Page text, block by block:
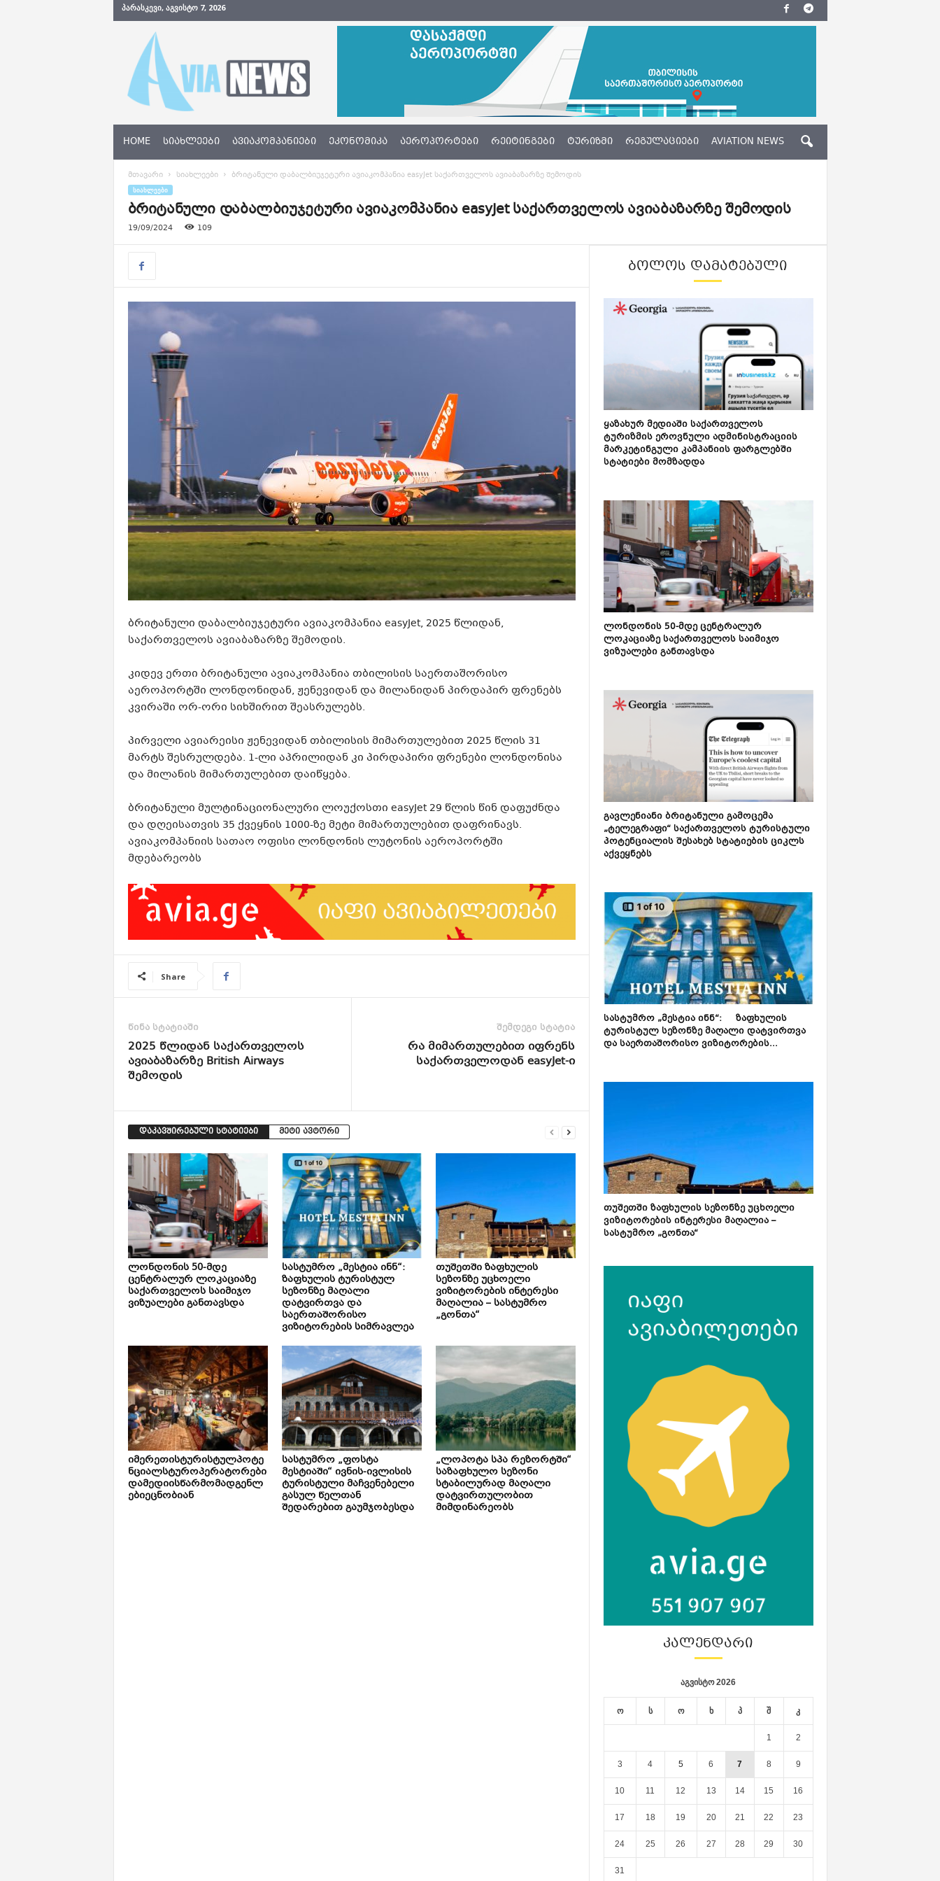
ᲞᲐᲠᲐᲡᲙᲔᲕᲘ, ᲐᲒᲕᲘᲡᲢᲝ 7, 2026
N
w
s
e
HOME ᲡᲘᲐᲮᲚᲔᲔᲑᲘ ᲐᲕᲘᲐᲙᲝᲛᲞᲐᲜᲘᲔᲑᲘ ᲔᲙᲝᲜᲝᲛᲘᲙᲐ ᲐᲔᲠᲝᲞᲝᲠᲢᲔᲑᲘ ᲠᲔᲘᲢᲘᲜᲒᲔᲑᲘ ᲢᲣᲠᲘᲖᲛᲘ ᲠᲔᲒᲣᲚᲐᲪᲘᲔᲑᲘ AVIATION NEWS
მთავარი სიახლეები ბრიტანული დაბალბიუჯეტური ავიაკომპანია easyJet საქართველოს ავიაბაზარზე შემოდის
ᲡᲘᲐᲮᲚᲔᲔᲑᲘ
ბრიტანული დაბალბიუჯეტური ავიაკომპანია easyJet საქართველოს ავიაბაზარზე შემოდის
19/09/2024 109
ბრიტანული დაბალბიუჯეტური ავიაკომპანია easyJet, 2025 წლიდან,
საქართველოს ავიაბაზარზე შემოდის.
კიდევ ერთი ბრიტანული ავიაკომპანია თბილისის საერთაშორისო
აეროპორტში ლონდონიდან, ჟენევიდან და მილანიდან პირდაპირ ფრენებს
კვირაში ორ-ორი სიხშირით შეასრულებს.
პირველი ავიარეისი ჟენევიდან თბილისის მიმართულებით 2025 წლის 31
მარტს შესრულდება. 1-ლი აპრილიდან კი პირდაპირი ფრენები ლონდონისა
და მილანის მიმართულებით დაიწყება.
ბრიტანული მულტინაციონალური ლოუქოსთი easyJet 29 წლის წინ დაფუძნდა
და დღეისათვის 35 ქვეყნის 1000-ზე მეტი მიმართულებით დაფრინავს.
ავიაკომპანიის სათაო ოფისი ლონდონის ლუტონის აეროპორტში
მდებარეობს
Share
წინა სტატიაში
2025 წლიდან საქართველოს
ავიაბაზარზე British Airways
შემოდის
შემდეგი სტატია
რა მიმართულებით იფრენს
საქართველოდან easyJet-ი
დაკავშირებული სტატიები მეტი ავტორი
ლონდონის 50-მდე
ცენტრალურ ლოკაციაზე
საქართველოს საიმიჯო
ვიზუალები განთავსდა
სასტუმრო „მესტია ინნ“:
ზაფხულის ტურისტულ
სეზონზე მაღალი
დატვირთვა და
საერთაშორისო
ვიზიტორების სიმრავლეა
თუშეთში ზაფხულის
სეზონზე უცხოელი
ვიზიტორების ინტერესი
მაღალია – სასტუმრო
„გონთა“
იმერეთისტურისტულპოტე
ნციალსტუროპერატორები
დამედიისწარმომადგენლ
ებიეცნობიან
სასტუმრო „ფოსტა
მესტიაში“ ივნის-ივლისის
ტურისტული მაჩვენებელი
გასულ წელთან
შედარებით გაუმჯობესდა
„ლოპოტა სპა რეზორტში“
საზაფხულო სეზონი
სტაბილურად მაღალი
დატვირთულობით
მიმდინარეობს
ᲑᲝᲚᲝᲡ ᲓᲐᲛᲐᲢᲔᲑᲣᲚᲘ
ყაზახურ მედიაში საქართველოს
ტურიზმის ეროვნული ადმინისტრაციის
მარკეტინგული კამპანიის ფარგლებში
სტატიები მომზადდა
ლონდონის 50-მდე ცენტრალურ
ლოკაციაზე საქართველოს საიმიჯო
ვიზუალები განთავსდა
გავლენიანი ბრიტანული გამოცემა
„ტელეგრაფი“ საქართველოს ტურისტული
პოტენციალის შესახებ სტატიების ციკლს
აქვეყნებს
სასტუმრო „მესტია ინნ“: ზაფხულის
ტურისტულ სეზონზე მაღალი დატვირთვა
და საერთაშორისო ვიზიტორების...
თუშეთში ზაფხულის სეზონზე უცხოელი
ვიზიტორების ინტერესი მაღალია –
სასტუმრო „გონთა“
ᲙᲐᲚᲔᲜᲓᲐᲠᲘ
აგვისტო 2026
ო ს ო ხ პ შ კ
1 2
3 4 5 6 7 8 9
10 11 12 13 14 15 16
17 18 19 20 21 22 23
24 25 26 27 28 29 30
31